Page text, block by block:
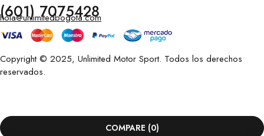
(601) 7075428
hola@unlimitedbogota.com
Copyright © 2025, Unlimited Motor Sport. Todos los derechos
reservados.
COMPARE (0)